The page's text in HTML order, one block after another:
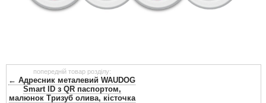
попередній товар розділу:
← Адресник металевий WAUDOG
Smart ID з QR паспортом,
малюнок Тризуб олива, кісточка